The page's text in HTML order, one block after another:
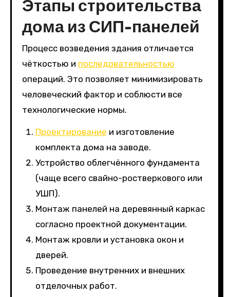
Этапы строительства
дома из СИП-панелей
Процесс возведения здания отличается
чёткостью и последовательностью
операций. Это позволяет минимизировать
человеческий фактор и соблюсти все
технологические нормы.
Проектирование и изготовление
комплекта дома на заводе.
Устройство облегчённого фундамента
(чаще всего свайно-ростверкового или
УШП).
Монтаж панелей на деревянный каркас
согласно проектной документации.
Монтаж кровли и установка окон и
дверей.
Проведение внутренних и внешних
отделочных работ.